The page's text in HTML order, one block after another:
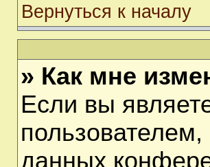
Вернуться к началу
» Как мне
Если вы
данных